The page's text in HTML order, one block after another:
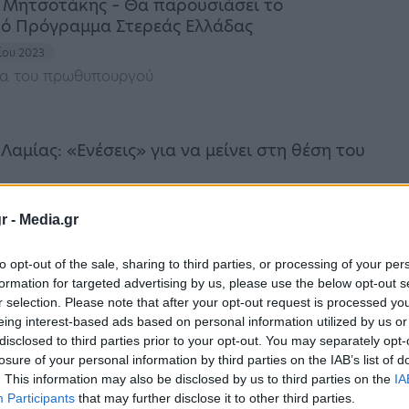
- Media.gr
opt-out of the sale, sharing to third parties, or processing of your
for targeted advertising by us, please use the below opt-out
selection. Please note that after your opt-out request is processed
interest-based ads based on personal information utilized by us
to third parties prior to your opt-out. You may separately
of your personal information by third parties on the IAB’s list of
This information may also be disclosed by us to third parties on the
Participants that may further disclose it to other third parties.
Μητσοτάκης – Θα παρουσιάσει το
Πρόγραμμα Στερεάς Ελλάδας
2023
του πρωθυπουργού
«Ενέσεις» για να μείνει στη θέση του
Λαμίας στέκει στη θέση του από τον 5ο αιώνα
που από κείνη την εποχή έχει στρατηγική
ήταν το μοναδικό που οδηγούσε στην
μαθητές άρπαξαν τσάντες από
2023
την έριξαν κάτω και της άρπαξαν δύο τσάντες,